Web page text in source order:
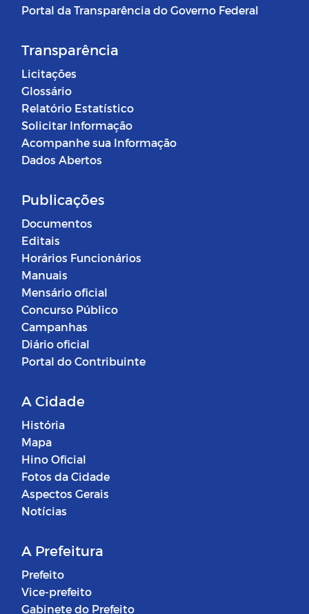
Portal da Transparência do Governo Federal
Transparência
Licitações
Glossário
Relatório Estatístico
Solicitar Informação
Acompanhe sua Informação
Dados Abertos
Publicações
Documentos
Editais
Horários Funcionários
Manuais
Mensário oficial
Concurso Público
Campanhas
Diário oficial
Portal do Contribuinte
A Cidade
História
Mapa
Hino Oficial
Fotos da Cidade
Aspectos Gerais
Notícias
A Prefeitura
Prefeito
Vice-prefeito
Gabinete do Prefeito